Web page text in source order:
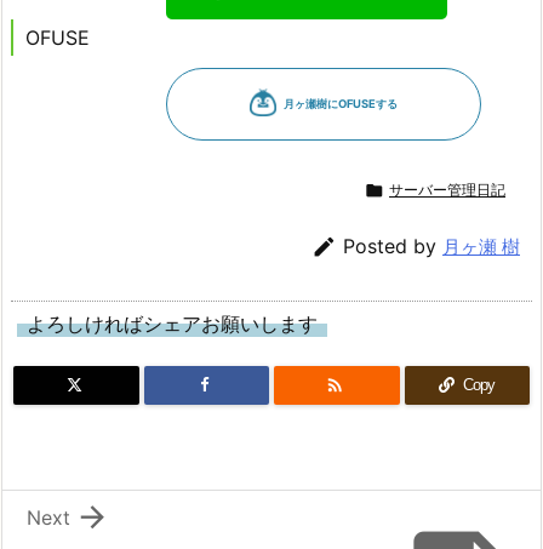
OFUSE
 サーバー管理日記
 Posted by 月ヶ瀬 樹
よろしければシェアお願いします
 Copy

Next